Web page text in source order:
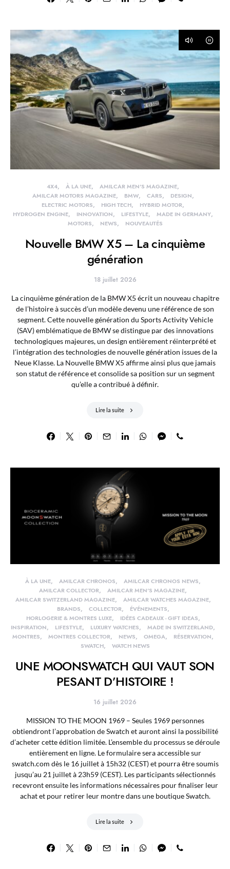
4X4 À LA UNE
AMILCAR MEN'S MAGAZINE
AMILCAR MOTORS MAGAZINE
BMW CARS
DESIGN
ELECTRIC MOTORS
HIGH TECH
HYBRID MOTOR
HYDROGEN ENGINE
INNOVATION LIFESTYLE
MADE IN GERMANY
MOTORS
NEWS NOUVEAUTÉS
Nouvelle BMW X5 – La cinquième
génération
18 juillet 2026
La cinquième génération de la BMW X5 écrit un nouveau chapitre
de l’histoire à succès d’un modèle devenu une référence de son
segment. Cette nouvelle génération du Sports Activity Vehicle
(SAV) emblématique de BMW se distingue par des innovations
technologiques majeures, un design entièrement réinterprété et
l’intégration des technologies de nouvelle génération issues de la
Neue Klasse. La Nouvelle BMW X5 affirme ainsi plus que jamais
son statut de référence et consolide sa position sur un segment
qu’elle a contribué à définir.
Lire la suite
À LA UNE AMILCAR CHRONOS
AMILCAR CHRONOS NEWS
AMILCAR COLLECTOR
AMILCAR MEN'S MAGAZINE
AMILCAR SWITZERLAND MAGAZINE
AMILCAR WATCHES MAGAZINE
BRANDS
COLLECTOR
ÉVÉNEMENTS
HORLOGERIE & MONTRES LUXE
IDÉES CADEAUX - GIFT IDEAS
INSPIRATION
LIFESTYLE LUXURY WATCHES
MADE IN SWITZERLAND
MONTRES
MONTRES COLLECTOR NEWS OMEGA
RÉSERVATION
SWATCH
WATCH NEWS
UNE MOONSWATCH QUI VAUT SON
PESANT D’HISTOIRE !
16 juillet 2026
MISSION TO THE MOON 1969 – Seules 1969 personnes
obtiendront l’approbation de Swatch et auront ainsi la possibilité
d’acheter cette édition limitée. L’ensemble du processus se déroule
entièrement en ligne. Le formulaire sera accessible sur
swatch.com dès le 16 juillet à 15h32 (CEST) et pourra être soumis
jusqu’au 21 juillet à 23h59 (CEST). Les participants sélectionnés
recevront ensuite les informations nécessaires pour finaliser leur
achat et pour retirer leur montre dans une boutique Swatch.
Lire la suite